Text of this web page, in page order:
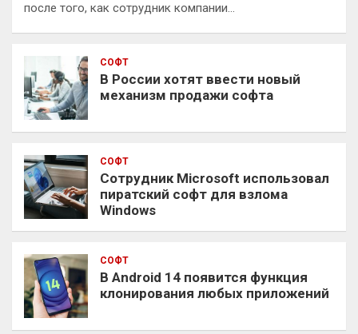
после того, как сотрудник компании…
СОФТ
В России хотят ввести новый
механизм продажи софта
СОФТ
Сотрудник Microsoft использовал
пиратский софт для взлома
Windows
СОФТ
В Android 14 появится функция
клонирования любых приложений